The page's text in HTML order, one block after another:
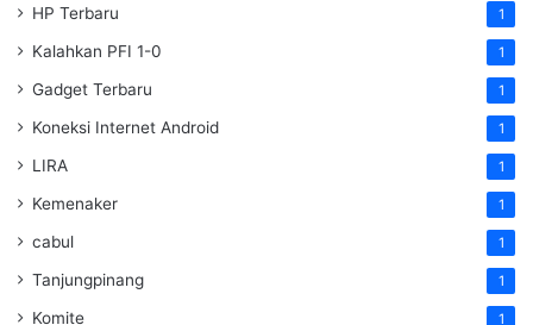
HP Terbaru 1
Kalahkan PFI 1-0 1
Gadget Terbaru 1
Koneksi Internet Android 1
LIRA 1
Kemenaker 1
cabul 1
Tanjungpinang 1
Komite 1